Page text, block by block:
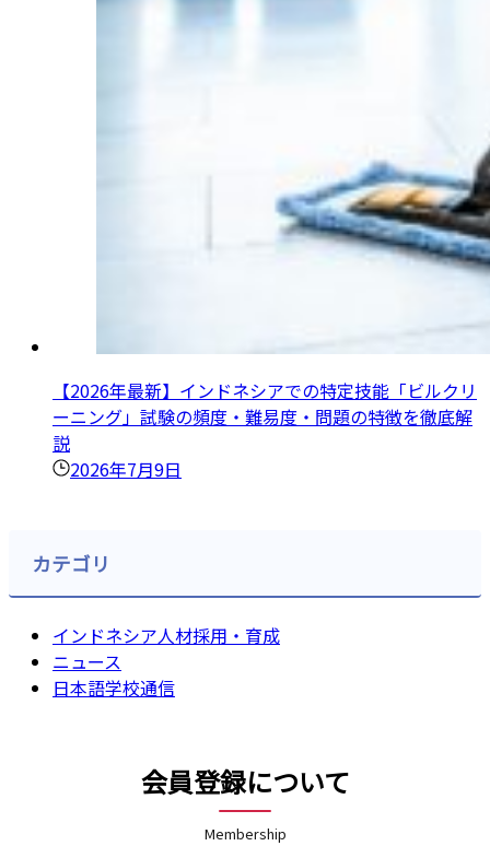
【2026年最新】インドネシアでの特定技能「ビルクリ
ーニング」試験の頻度・難易度・問題の特徴を徹底解
説
2026年7月9日
カテゴリ
インドネシア人材採用・育成
ニュース
日本語学校通信
会員登録について
Membership